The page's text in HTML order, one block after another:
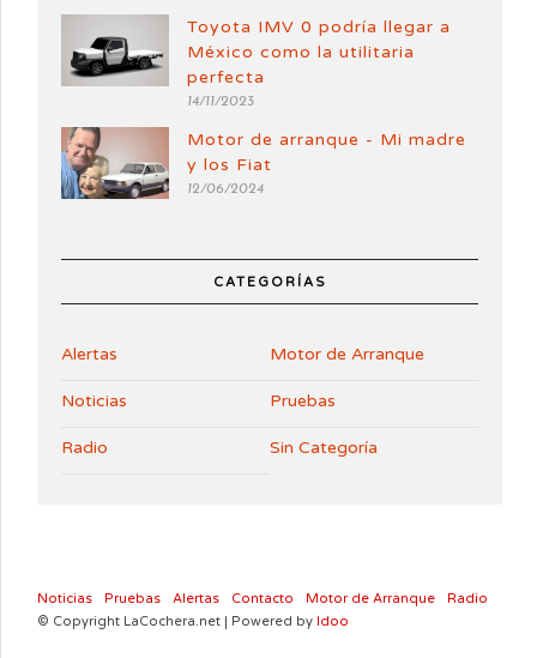
Toyota IMV 0 podría llegar a
México como la utilitaria
perfecta
14/11/2023
Motor de arranque - Mi madre
y los Fiat
12/06/2024
CATEGORÍAS
Alertas Motor de Arranque
Noticias Pruebas
Radio Sin Categoría
Noticias Pruebas Alertas Contacto Motor de Arranque
Radio
© Copyright LaCochera.net | Powered by Idoo